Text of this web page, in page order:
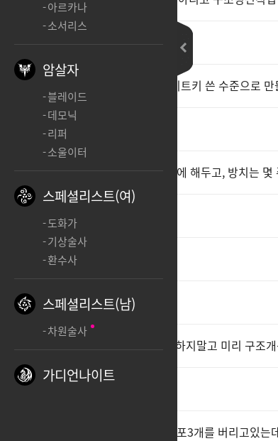
아르카나
소서리스
암살자
블레이드
데모닉
리퍼
소울이터
스페셜리스트(여)
도화가
기상술사
환수사
스페셜리스트(남)
차원술사
가디언나이트
어차피 밸패 개판난거 전부다 치트키 쓴 수준으로
스마게야 봐라
직업구조 개박살 내는 건 3일만에 해두고, 방치는
누울게 다음은 본사앞이다
게임이 더럽네
재학아 그냥 내려와 2
아크그리드로 구조쳐 바꿀라고하지말고 미리 구조
직변권내라 그냥 혼나기전에
진짜 대단하다 와 주력기3개 트포3개를 버리고있는